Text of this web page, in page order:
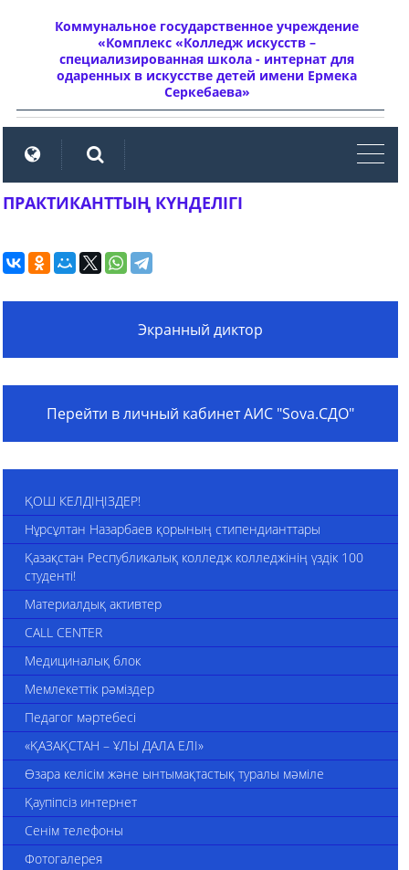
Коммунальное государственное учреждение
«Комплекс «Колледж искусств –
специализированная школа - интернат для
одаренных в искусстве детей имени Ермека
Серкебаева»
ПРАКТИКАНТТЫҢ КҮНДЕЛІГІ
Экранный диктор
Перейти в личный кабинет АИС "Sova.СДО"
ҚОШ КЕЛДІҢІЗДЕР!
Нұрсұлтан Назарбаев қорының стипендианттары
Қазақстан Республикалық колледж колледжінің үздік 100
студенті!
Материалдық активтер
CALL CENTER
Медициналық блок
Мемлекеттік рәміздер
Педагог мәртебесі
«ҚАЗАҚСТАН – ҰЛЫ ДАЛА ЕЛІ»
Өзара келісім және ынтымақтастық туралы мәміле
Қаупіпсіз интернет
Сенім телефоны
Фотогалерея